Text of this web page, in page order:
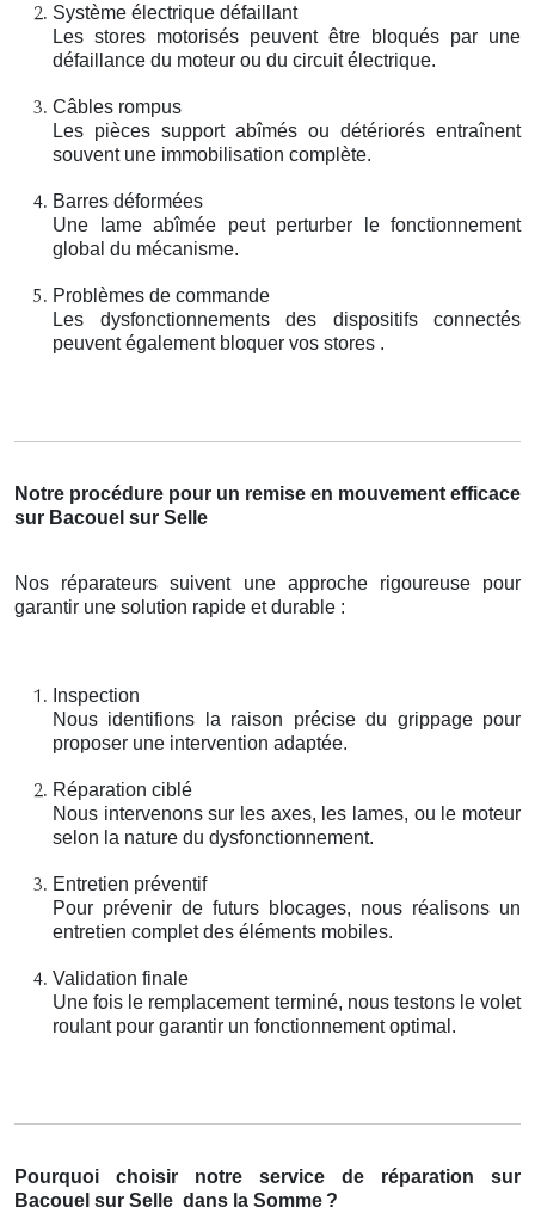
Système électrique défaillant
Les stores motorisés peuvent être bloqués par une
défaillance du moteur ou du circuit électrique.
Câbles rompus
Les pièces support abîmés ou détériorés entraînent
souvent une immobilisation complète.
Barres déformées
Une lame abîmée peut perturber le fonctionnement
global du mécanisme.
Problèmes de commande
Les dysfonctionnements des dispositifs connectés
peuvent également bloquer vos stores .
Notre procédure pour un remise en mouvement efficace
sur Bacouel sur Selle
Nos réparateurs suivent une approche rigoureuse pour
garantir une solution rapide et durable :
Inspection
Nous identifions la raison précise du grippage pour
proposer une intervention adaptée.
Réparation ciblé
Nous intervenons sur les axes, les lames, ou le moteur
selon la nature du dysfonctionnement.
Entretien préventif
Pour prévenir de futurs blocages, nous réalisons un
entretien complet des éléments mobiles.
Validation finale
Une fois le remplacement terminé, nous testons le volet
roulant pour garantir un fonctionnement optimal.
Pourquoi choisir notre service de réparation sur
Bacouel sur Selle dans la Somme ?